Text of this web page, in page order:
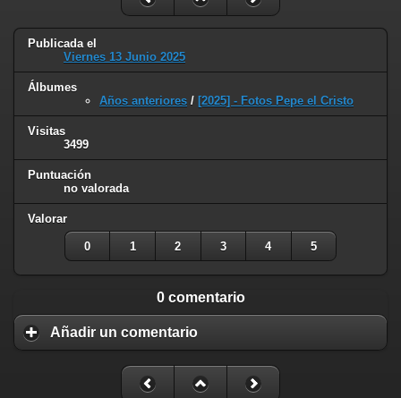
Publicada el
Viernes 13 Junio 2025
Álbumes
Años anteriores / [2025] - Fotos Pepe el Cristo
Visitas
3499
Puntuación
no valorada
Valorar
0 1 2 3 4 5
0 comentario
Añadir un comentario